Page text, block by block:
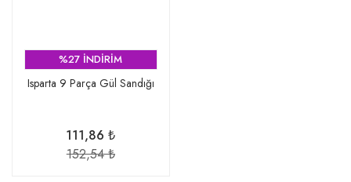
%27 İNDİRİM
Isparta 9 Parça Gül Sandığı
111,86 ₺
152,54 ₺